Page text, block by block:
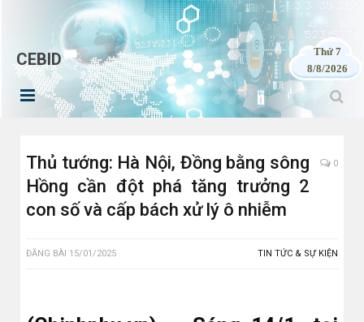
CEBID
Thứ 7
8/8/2026
Thủ tướng: Hà Nội, Đồng bằng sông
Hồng cần đột phá tăng trưởng 2
con số và cấp bách xử lý ô nhiễm
0
ĐĂNG BÀI 15/01/2025 TIN TỨC & SỰ KIỆN